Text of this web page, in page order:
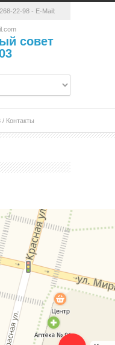
22-98- E-Mail:
совет
/ Контакты